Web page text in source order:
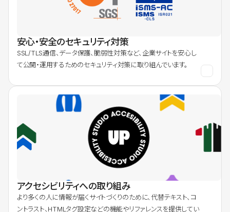
安心・安全のセキュリティ対策
SSL/TLS通信、データ保護、脆弱性対策など、企業サイトを安心し
て公開・運用するためのセキュリティ対策に取り組んでいます。
アクセシビリティへの取り組み
より多くの人に情報が届くサイトづくりのために、代替テキスト、コ
ントラスト、HTMLタグ設定などの機能やリファレンスを提供してい